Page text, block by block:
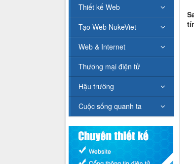
Thiết kế Web
Tạo Web NukeViet
Web & Internet
Thương mại điện tử
Hậu trường
Cuộc sống quanh ta